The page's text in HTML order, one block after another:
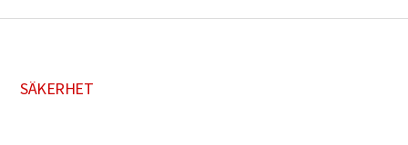
SÄKERHET